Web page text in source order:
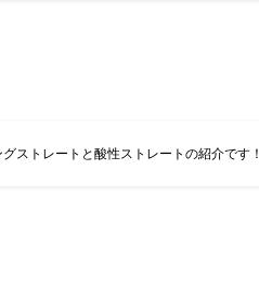
ストレートと酸性ストレートの紹介です！